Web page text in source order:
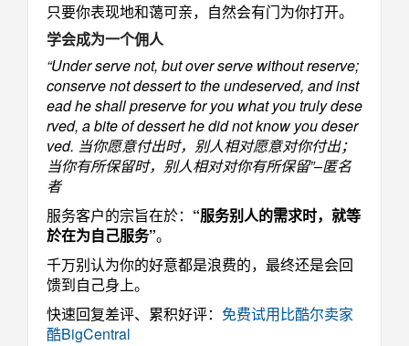
只要你表现地和蔼可亲，自然会有门为你打开。
学会成为一个佣人
“Under serve not, but over serve without reserve;
conserve not dessert to the undeserved, and inst
ead he shall preserve for you what you truly dese
rved, a bite of dessert he did not know you deser
ved. 当你愿意付出时，别人相对愿意对你付出；
当你有所保留时，别人相对对你有所保留”–匿名
者
服务客户的宗旨在於： “服务别人的需求时，就等
於在为自己服务”。
千万别认为你的好意都是浪费的，最终还是会回
馈到自己身上。
快速回复差评、累积好评： 免费试用比酷尔卖家
酷BigCentral